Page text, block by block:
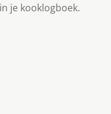
je kooklogboek.